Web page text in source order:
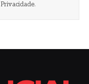
Privacidade.